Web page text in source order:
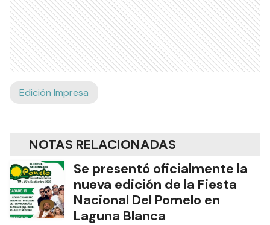
Edición Impresa
NOTAS RELACIONADAS
Se presentó oficialmente la
nueva edición de la Fiesta
Nacional Del Pomelo en
Laguna Blanca